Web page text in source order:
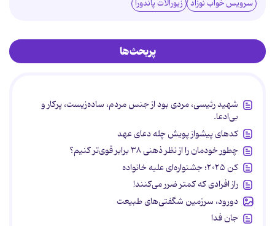
سرویس خواب نوزاد زیورآلات پاندورا
پربحث‌ها
شهید رئیسی، مردی بود از جنس مردم، ساده‌زیست، پرکار و
بی‌ادعا.
کدهای پیشواز پویش چله دعای عهد
چطور خودمان را از نظر ذهنی ۳۸ برابر قوی‌تر کنیم؟
کن ۲۰۲۵؛ جشنواره‌ای علیه خانواده
راز افرادی که کمتر ضرر می‌کنند!
دورود، سرزمین شگفتی‌های طبیعت
جان فدا